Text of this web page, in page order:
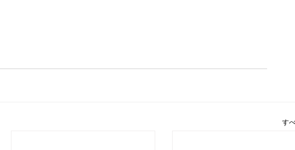
す